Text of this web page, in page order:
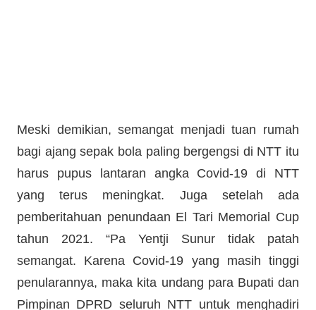
Meski demikian, semangat menjadi tuan rumah
bagi ajang sepak bola paling bergengsi di NTT itu
harus pupus lantaran angka Covid-19 di NTT
yang terus meningkat. Juga setelah ada
pemberitahuan penundaan El Tari Memorial Cup
tahun 2021. “Pa Yentji Sunur tidak patah
semangat. Karena Covid-19 yang masih tinggi
penularannya, maka kita undang para Bupati dan
Pimpinan DPRD seluruh NTT untuk menghadiri